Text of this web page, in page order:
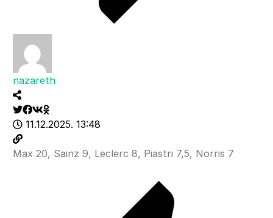
nazareth
11.12.2025. 13:48
Max 20, Sainz 9, Leclerc 8, Piastri 7,5, Norris 7